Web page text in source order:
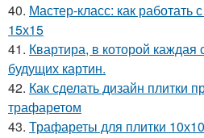
40. Мастер-класс: как работать
15х15
41. Квартира, в которой каждая
будущих картин.
42. Как сделать дизайн плитки
трафаретом
43. Трафареты для плитки